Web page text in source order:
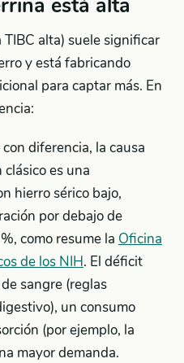
está alta
alta) suele significar
y está fabricando
para captar más. En
diferencia, la causa
es una
hierro sérico bajo,
por debajo de
como resume la Oficina
de los NIH. El déficit
sangre (reglas
un consumo
(por ejemplo, la
mayor demanda.